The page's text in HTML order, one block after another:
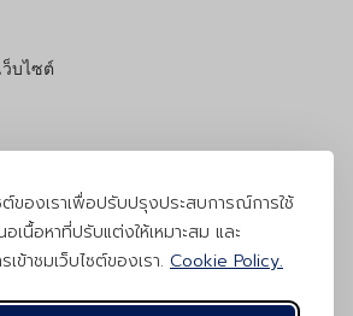
ต์ของเราเพื่อปรับปรุงประสบการณ์การใช้
เนื้อหาที่ปรับแต่งให้เหมาะสม และ
ข้าชมเว็บไซต์ของเรา. Cookie Policy.
ว็บไซต์